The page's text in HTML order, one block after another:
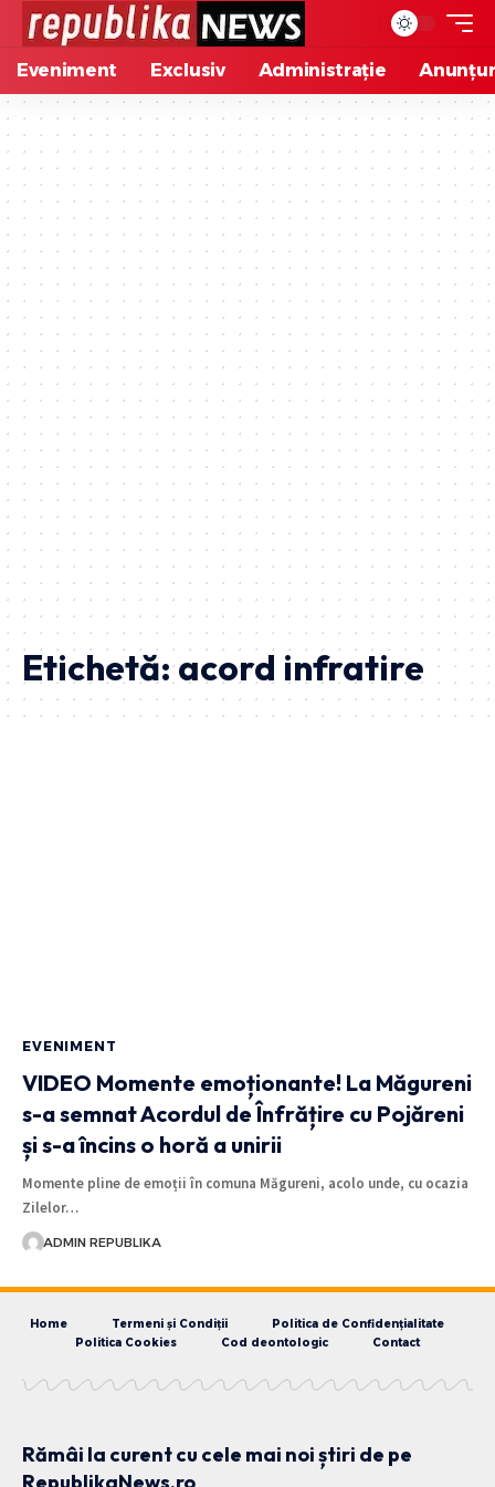
Eveniment Exclusiv Administrație
Etichetă:acord infratire
EVENIMENT
VIDEO Momente emoționante! La Măgureni
s-a semnat Acordul de Înfrățire cu Pojăreni
și s-a încins o horă a unirii
Momente pline de emoții în comuna Măgureni, acolo unde, cu ocazia
Zilelor…
ADMIN REPUBLIKA
Home Termeni și Condiții
Politica de Confidențialitate
Politica Cookies
Cod deontologic Contact
Rămâi la curent cu cele mai noi știri de pe
RepublikaNews.ro